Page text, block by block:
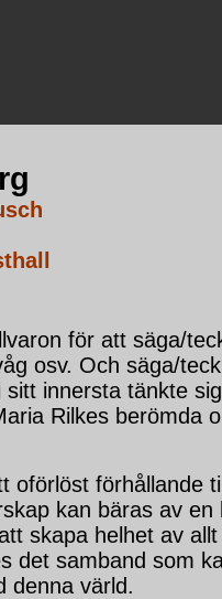
för att säga/
osv. Och säga/
sitt innersta tänkte
Rilkes berömda
oförlöst förhållande
kan bäras av en
skapa helhet av
det samband som
denna värld.